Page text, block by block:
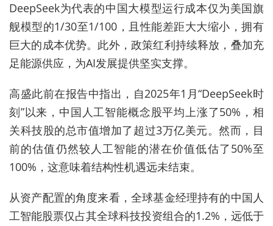
DeepSeek为代表的中国大模型运行成本仅为美国旗
舰模型的1/30至1/100，且性能差距大大缩小，拥有
巨大的成本优势。此外，政策红利持续释放，叠加充
足能源供应，为AI发展提供坚实支撑。
高盛此前在报告中指出，自2025年1月“DeepSeek时
刻”以来，中国人工智能概念股平均上涨了50%，相
关科技股的总市值增加了超过3万亿美元。然而，目
前的估值仍然较人工智能的潜在价值低估了50%至
100%，这意味着结构性机遇远未结束。
从资产配置的角度来看，全球基金经理持有的中国人
工智能股票仅占其全球科技投资组合的1.2%，远低于